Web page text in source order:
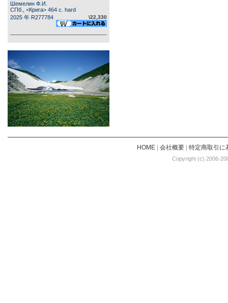
Шемелин Ф.И.
СПб., <Крига> 464 c. hard
2025 年 R277784
\22,330
HOME| 会社概要| 特定商取引に
Copyright (c) 2006-